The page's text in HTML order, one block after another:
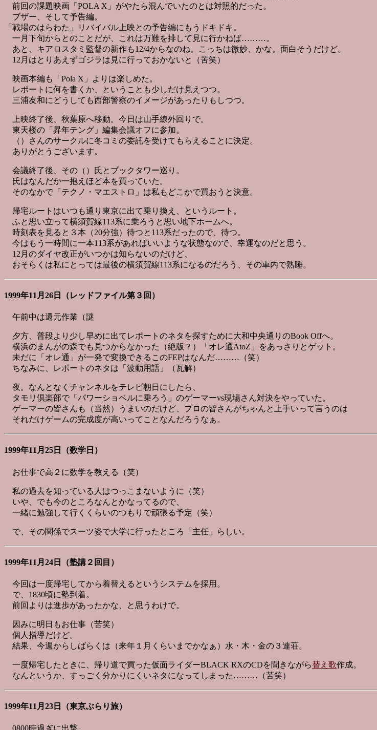
前回の課題映画「POLA X」がやたら混んでいたのとは対照的だった。
ブザー、そして予告編。
「戦場のはらわた」リバイバル上映との予告編にもうドキドキ。
一月下旬からとのことだが、これは万難を排して見に行かねば………。
あと、キアロスタミ監督の新作も12/4からなのね。こっちは微妙、かな。面白そうだけど。
12月はとりあえずゴジラは見に行っておかないと（苦笑）
映画本編も「Pola X」よりは楽しめた。
レポートに何を書くか、ということも少しだけ見えつつ。
三浦友和にどうしても西部警察のイメージがあったりもしつつ。
上映終了後、秋葉原へ移動。今日は山手線外回りで。
東天楼の「昇年テング」編集会議オフに参加。
（）さんのサークルに冬コミの委託を受けてもらえることに決定。
ありがとうございます。
会議終了後、その（）氏とブックタワー巡り。
氏はなんだか一抱えほど本を買っていた。
そのなかで「テクノ・マエストロ」は私もどこかで買おうと決意。
帰宅ルートはいつも通り東京に出て乗り換え、というルート。
ふと思い立って横須賀線113系に乗ろうと思い地下ホームへ。
時刻表を見ると３本（20分強）待つと113系だったので、待つ。
今はもう一時間に一本113系があればいいような状態なので、幸運なのだと思う。
12月のダイヤ改正がいつかは知らないのだけど、
おそらくは私にとっては最後の横須賀線113系になるのだろう、その車内で熟睡。
1999年11月26日（レッドファイル第３回）
午前中は還元作業（謎
夕方、普段より少し早めに出てレポートのネタを探すために大和中央通りのBook Offへ。
横浜のまんがの森でも見つからなかった（絶版？）「オレ通AtoZ」をあっさりとゲット。
未だに「オレ通」が一発で変換できるこのFEPはなんだ………（笑）
ちなみに、レポートのネタは「波動用語」（瓦解）
夜。なんとなくチャンネルをテレビ朝日にしたら、
タモリ倶楽部で「パワーショベルに乗ろう」のゲーマーvs現場さん対決をやっていた。
ゲーマーの皆さんも（当然）うまいのだけど、プロの皆さんがちゃんと上手いって言うのは
それだけゲームの完成度が高いってことなんだろうなぁ。
1999年11月25日（数学日）
お仕事で高２に数学を教える（笑）
私の過去を知っている人はつっこまないように（笑）
いや、でも今のところなんとかなってるので、
一緒に勉強して行くくらいのつもりで頑張る予定（笑）
で、その関係でスーツ姿で大学に行ったところ「主任」らしい。
1999年11月24日（塾講２回目）
今回は一度帰宅してから着替えるというシステムを採用。
で、1830頃に塾到着。
前回よりは進歩があったかな、と思うわけで。
因みに明日もお仕事（苦笑）
個人指導だけど。
結果、今週からしばらくは（来年１月くらいまでかなぁ）水・木・金の３連荘。
一度帰宅したときに、帰り道で買った仮面ライダーBLACK RXのCDを聞きながら替え歌作成。
なんというか、すっごく分かりにくいネタになってしまった………（苦笑）
1999年11月23日（東京ぶらり旅）
0800時過ぎに出撃。